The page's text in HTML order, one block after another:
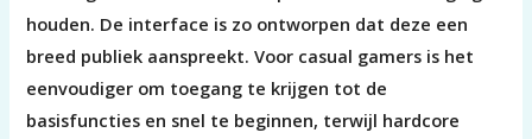
houden. De interface is zo ontworpen dat deze een
breed publiek aanspreekt. Voor casual gamers is het
eenvoudiger om toegang te krijgen tot de
basisfuncties en snel te beginnen, terwijl hardcore